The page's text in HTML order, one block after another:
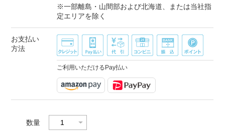
※一部離島・山間部および北海道、または当社指
定エリアを除く
お支払い
方法
ご利用いただけるPay払い
数量